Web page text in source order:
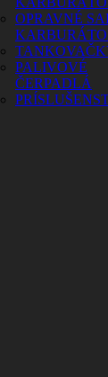
OPRAVNÉ
PALIVOVÉ
ČERPADLÁ